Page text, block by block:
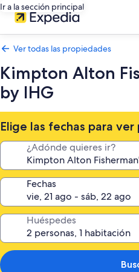
Ir a la sección principal
Ver todas las propiedades
Kimpton Alton
by IHG
Elige las fechas para ver
¿Adónde quieres ir?
Fechas
Huéspedes